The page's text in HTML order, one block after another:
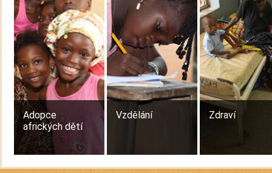
Adopce
afrických dětí
Vzdělání Zdraví